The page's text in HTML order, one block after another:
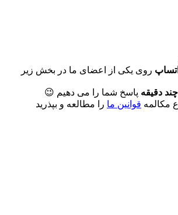
روی یکی از اعضای ما در بخش زیر
دقیقه پاسخ شما را می دهیم 😉
مکالمه قوانین ما را مطالعه و بپذرید